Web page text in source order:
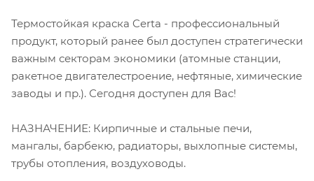
Термостойкая краска Certa - профессиональный
продукт, который ранее был доступен стратегически
важным секторам экономики (атомные станции,
ракетное двигателестроение, нефтяные, химические
заводы и пр.). Сегодня доступен для Вас!
НАЗНАЧЕНИЕ: Кирпичные и стальные печи,
мангалы, барбекю, радиаторы, выхлопные системы,
трубы отопления, воздуховоды.